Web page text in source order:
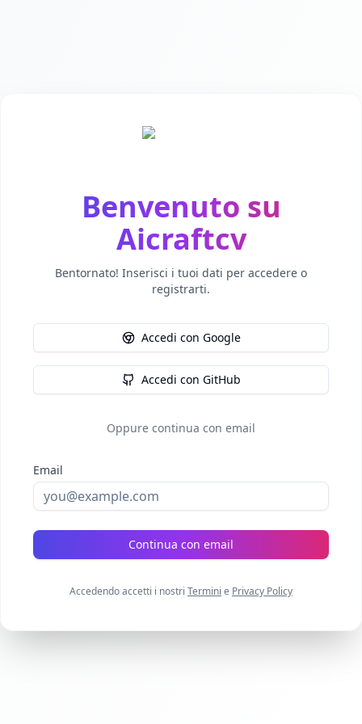
Benvenuto su
Aicraftcv
Bentornato! Inserisci i tuoi dati per accedere o
registrarti.
Accedi con Google
Accedi con GitHub
Oppure continua con email
Email
Continua con email
Accedendo accetti i nostri Termini e Privacy Policy